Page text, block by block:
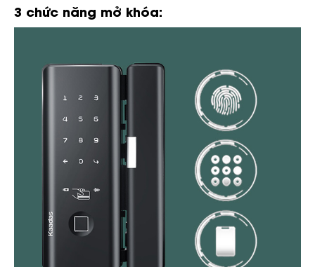
3 chức năng mở khóa: